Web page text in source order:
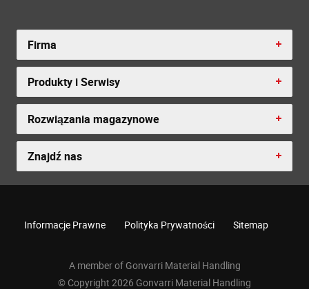
Firma
Produkty i Serwisy
Rozwiązania magazynowe
Znajdź nas
Informacje Prawne Polityka Prywatności Sitemap
A member of Gonvarri Material Handling
© Copyright 2026 Gonvarri Material Handling